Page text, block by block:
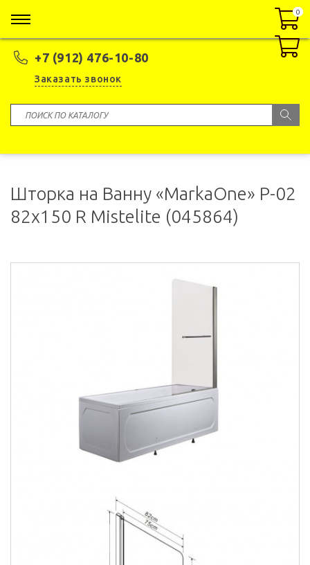
+7 (912) 476-10-80
Заказать звонок
0
0
Шторка на Ванну «MarkaOne» P-02
82x150 R Mistelite (045864)